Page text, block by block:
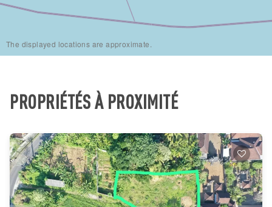
The displayed locations are approximate.
PROPRIÉTÉS À PROXIMITÉ